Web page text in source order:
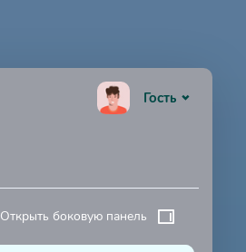
Гость
Открыть боковую панель